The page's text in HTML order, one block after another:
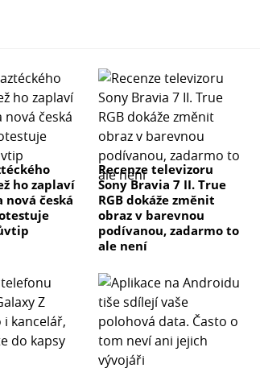
ho zaplaví
nová česká
Recenze televizoru
Sony Bravia 7 II. True
RGB dokáže změnit
obraz v barevnou
podívanou, zadarmo to
ale není